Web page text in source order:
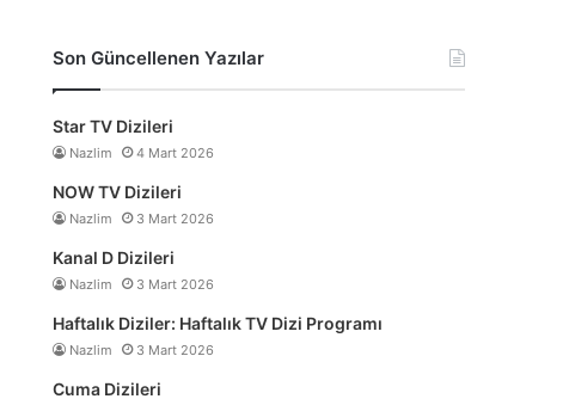
Son Güncellenen Yazılar
Star TV Dizileri
Nazlim 4 Mart 2026
NOW TV Dizileri
Nazlim 3 Mart 2026
Kanal D Dizileri
Nazlim 3 Mart 2026
Haftalık Diziler: Haftalık TV Dizi Programı
Nazlim 3 Mart 2026
Cuma Dizileri